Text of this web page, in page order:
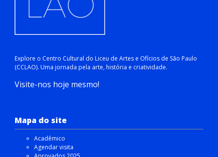
Explore o Centro Cultural do Liceu de Artes e Ofícios de São Paulo
(CCLAO). Uma jornada pela arte, história e criatividade.
Visite-nos hoje mesmo!
Mapa do site
Acadêmico
Agendar visita